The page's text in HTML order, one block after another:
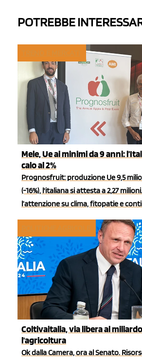
POTREBBE
Mele, Ue ai minimi da 9 anni:
calo al 2%
Prognosfruit: produzione Ue 9,5
(-16%), l'italiana si attesta a 2,27
l’attenzione su clima, fitopatie e
Coltivaitalia, via libera al
l'agricoltura
Ok dalla Camera, ora al Senato.